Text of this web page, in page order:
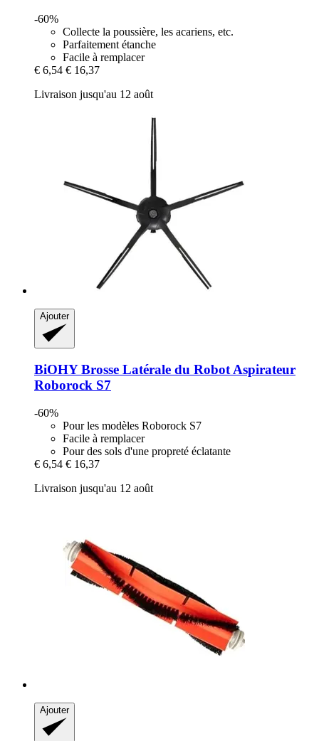
-60%
Collecte la poussière, les acariens, etc.
Parfaitement étanche
Facile à remplacer
€ 6,54 € 16,37
Livraison jusqu'au 12 août
Ajouter
BiOHYBrosse Latérale du Robot Aspirateur
Roborock S7
-60%
Pour les modèles Roborock S7
Facile à remplacer
Pour des sols d'une propreté éclatante
€ 6,54 € 16,37
Livraison jusqu'au 12 août
Ajouter